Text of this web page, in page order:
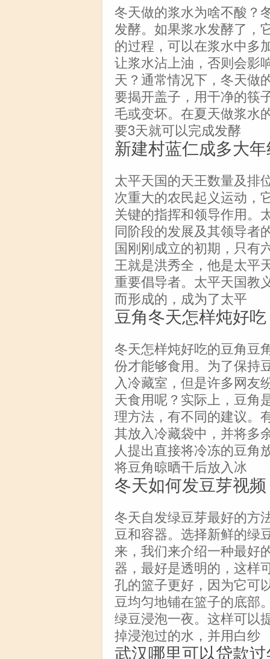
冬天做的浆水为啥不酸？
发酵。如果浆水发酵了，
的过程，可以在浆水中多
让浆水沾上油，否则会影
天？通常情况下，冬天做
要揭开盖子，用干净的筷
毛或变坏。在夏天做浆水
要3天就可以完成发酵
新建村蓝仁成多大
太平天国的天王数量及排
次重大的农民起义运动，
关键的指挥和领导作用。
同阶段的发展及其领导者
国刚刚成立的初期，只有
王就是洪秀全，他是太平
重要倡导者。太平天国教
而形成的，成为了太平
豆角冬天怎样炖好吃
冬天怎样炖好吃的豆角豆
份才能够食用。为了保持
入冷藏室，但是许多网友
天食用呢？实际上，豆角
理方法，有不同的建议。
其放入冷藏袋中，并将多
人提出直接将冷冻的豆角
将豆角晾晒干后放入冰
冬天如何发豆芽视频
冬天自发绿豆芽最好的方
豆和容器。选择新鲜的绿
来，我们来介绍一种最好
器，最好是透明的，这样
孔的篮子更好，因为它可
豆均匀地铺在篮子的底部
绿豆浸泡一夜。这样可以
掉浸泡过的水，并用白纱
武汉哪里可以贷款